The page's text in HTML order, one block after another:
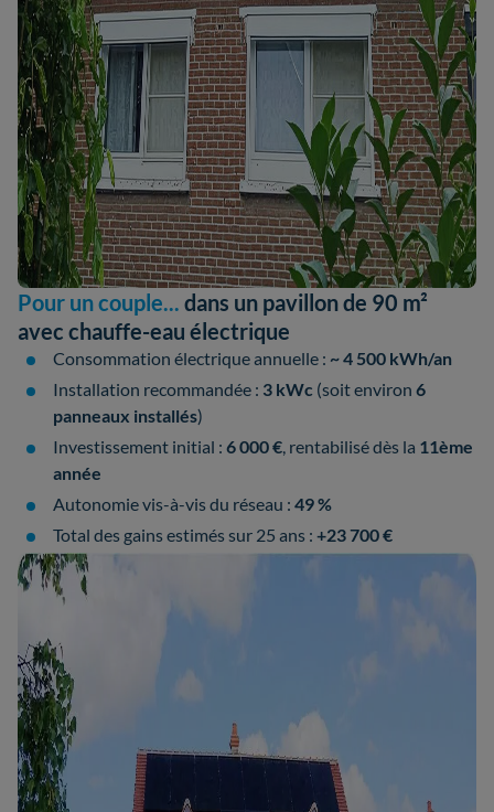
Pour un couple... dans un pavillon de 90 m²
avec chauffe-eau électrique
Consommation électrique annuelle : ~ 4 500 kWh/an
Installation recommandée : 3 kWc (soit environ 6
panneaux installés)
Investissement initial : 6 000 €, rentabilisé dès la 11ème
année
Autonomie vis-à-vis du réseau : 49 %
Total des gains estimés sur 25 ans : +23 700 €